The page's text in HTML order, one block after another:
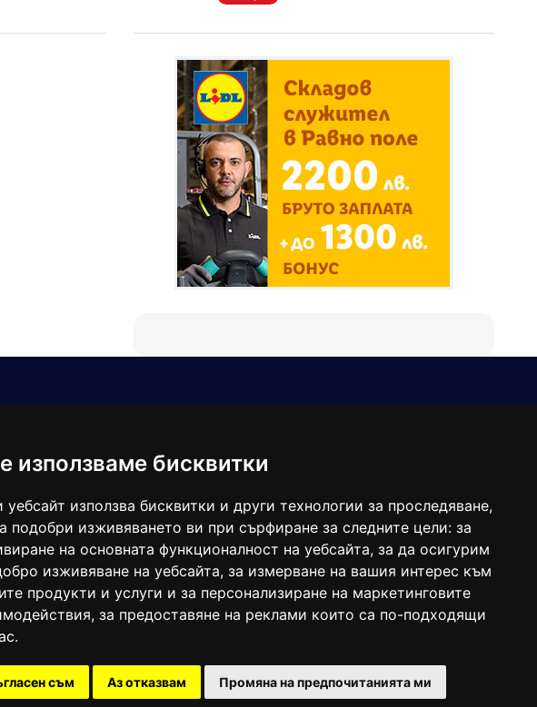
използваме бисквитки
уебсайт използва бисквитки и други технологии за проследяване,
подобри изживяването ви при сърфиране за следните цели: за
на основната функционалност на уебсайта, за да осигурим
изживяване на уебсайта, за измерване на вашия интерес към
продукти и услуги и за персонализиране на маркетинговите
, за предоставяне на реклами които са по-подходящи
.
съм Аз отказвам Промяна на предпочитанията ми
43
balgarkanews@gmail.com
агенция за ISSN) под номер: ISSN 1312-4722.
марка рег. номер: 47857/11.05.2004 година.